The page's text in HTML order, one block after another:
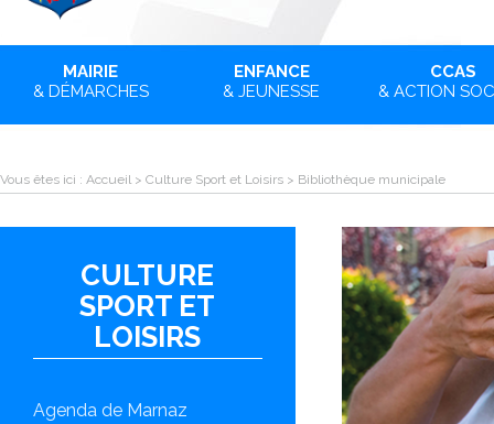
MAIRIE
& DÉMARCHES
ENFANCE
& JEUNESSE
CCAS
& ACTION
Vous êtes ici : Accueil> Culture Sport et Loisirs > Bibliothèque municipale
CULTURE
SPORT ET
LOISIRS
Agenda de Marnaz